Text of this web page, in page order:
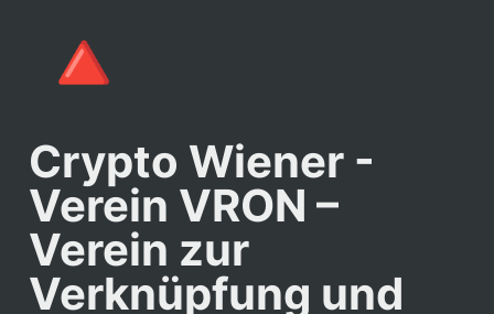
🔺
Crypto Wiener -
Verein VRON –
Verein zur
Verknüpfung und